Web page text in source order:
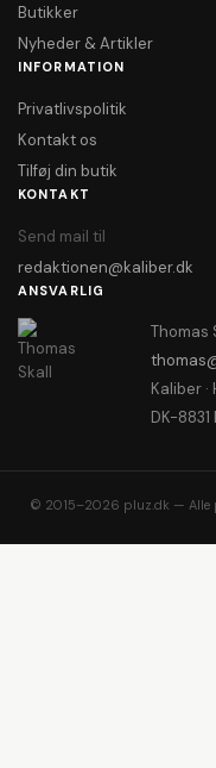
Butikker
Nyheder & Artikler
INFORMATION
Privatlivspolitik
Kontakt os
Tilføj din butik
KONTAKT
Send mail til
redaktionen@kaliber.dk
ANSVARLIG
Thomas
Kaliber
DK-
© 2015–2026 pluz.dk — Alle